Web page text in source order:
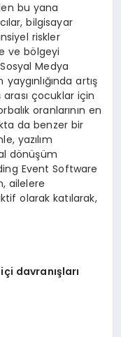
bu yana
bilgisayar
riskler
ve bölgeyi
Medya
yaygınlığında artış
arası çocuklar için
oranlarının en
da benzer bir
yazılım
dönüşüm
Event Software
ailelere
olarak katılarak,
davranışları